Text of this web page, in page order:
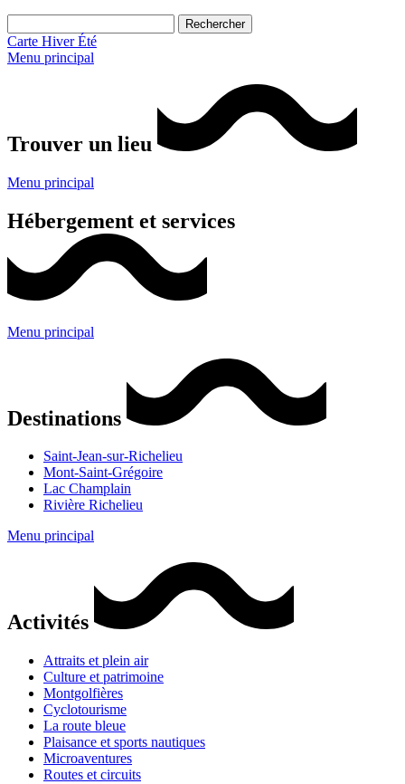
Carte Hiver Été
Menu principal
Trouver un lieu
Menu principal
Hébergement et services
Menu principal
Destinations
Saint-Jean-sur-Richelieu
Mont-Saint-Grégoire
Lac Champlain
Rivière Richelieu
Menu principal
Activités
Attraits et plein air
Culture et patrimoine
Montgolfières
Cyclotourisme
La route bleue
Plaisance et sports nautiques
Microaventures
Routes et circuits